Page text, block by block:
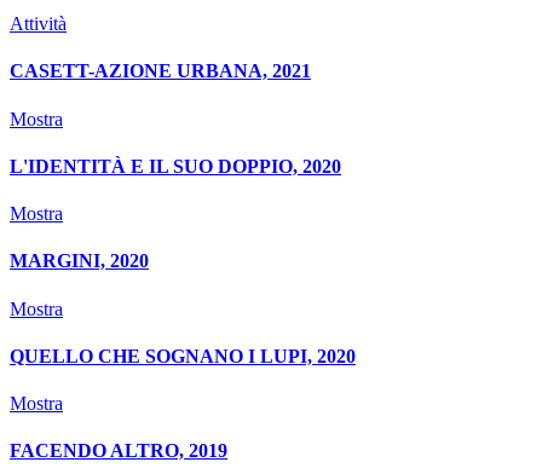
Attività
CASETT-AZIONE URBANA, 2021
Mostra
L'IDENTITÀ E IL SUO DOPPIO, 2020
Mostra
MARGINI, 2020
Mostra
QUELLO CHE SOGNANO I LUPI, 2020
Mostra
FACENDO ALTRO, 2019